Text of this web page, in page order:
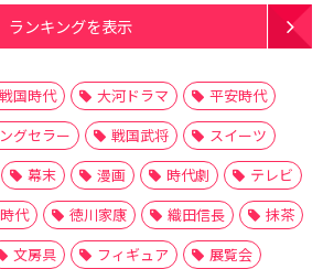
ランキングを表示
戦国時代 大河ドラマ
平安時代
グセラー 戦国武将
スイーツ
幕末 漫画 時代劇
テレビ
代 徳川家康 織田信長
抹茶
文房具 フィギュア
展覧会